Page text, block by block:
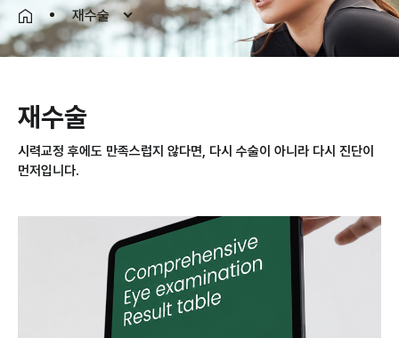
재수술
재수술
시력교정 후에도 만족스럽지 않다면, 다시 수술이 아니라 다시 진단이
먼저입니다.